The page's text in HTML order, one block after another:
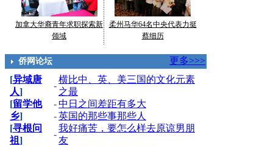
加拿大华裔青年求职探索新
领域
柔州马华64名中央代表力挺
蔡细历
侨网论坛
更多>>>
[异域唐
人]
[留学他
乡]
[寻根问
祖]
-
横比中、英、美三国的文化元素
之最
- 中日之间差距有多大
- 英国的那些事那些人
-
我好痛苦，要怎么样去原谅男朋
友